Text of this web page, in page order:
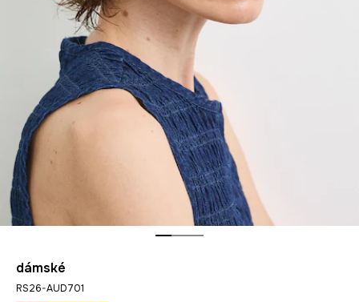
dámské
RS26-AUD701